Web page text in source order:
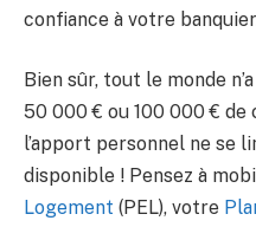
confiance à votre
Bien sûr, tout le monde
50 000 € ou 100 000 € de
l’apport personnel ne se
disponible ! Pensez à
Logement (PEL), votre